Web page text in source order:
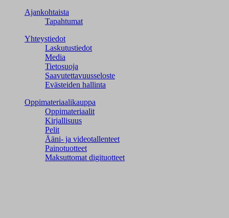
Ajankohtaista
Tapahtumat
Yhteystiedot
Laskutustiedot
Media
Tietosuoja
Saavutettavuusseloste
Evästeiden hallinta
Oppimateriaalikauppa
Oppimateriaalit
Kirjallisuus
Pelit
Ääni- ja videotallenteet
Painotuotteet
Maksuttomat digituotteet